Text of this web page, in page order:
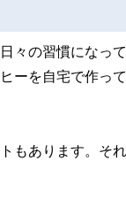
々の習慣になっ
ーを自宅で作っ
もあります。そ